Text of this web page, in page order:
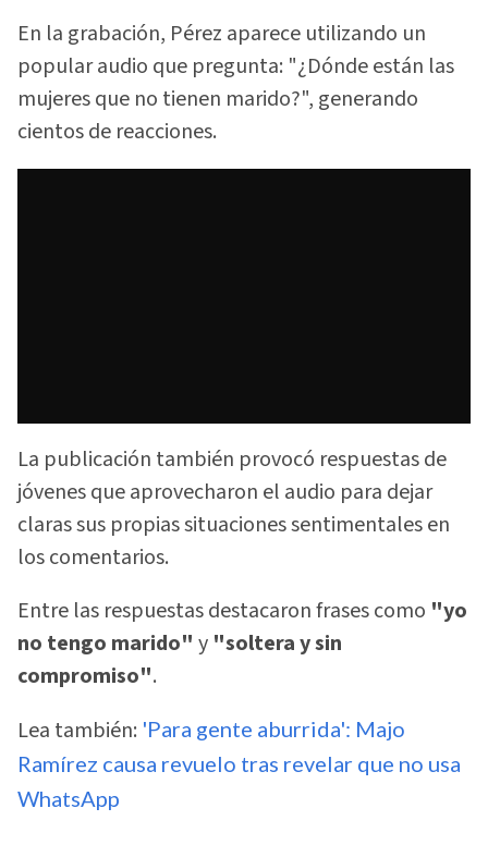
En la grabación, Pérez aparece utilizando un
popular audio que pregunta: "¿Dónde están las
mujeres que no tienen marido?", generando
cientos de reacciones.
La publicación también provocó respuestas de
jóvenes que aprovecharon el audio para dejar
claras sus propias situaciones sentimentales en
los comentarios.
Entre las respuestas destacaron frases como "yo
no tengo marido" y "soltera y sin
compromiso".
Lea también: 'Para gente aburrida': Majo
Ramírez causa revuelo tras revelar que no usa
WhatsApp